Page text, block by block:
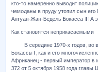
кто-то намеренно выводит
чемоданы в пруду утопил сын
Антуан-Жан-Бедель Бокасса II! А
Как становятся неприкасаемыми
В середине 1970-х годов, во
Бокассы I, как и его
Африканец - первый император в
372 от 5 октября 1958 года главы